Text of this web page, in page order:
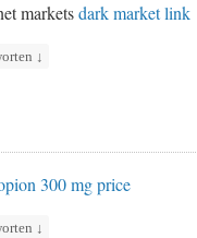
marketsdark market link
↓
300 mg price
↓